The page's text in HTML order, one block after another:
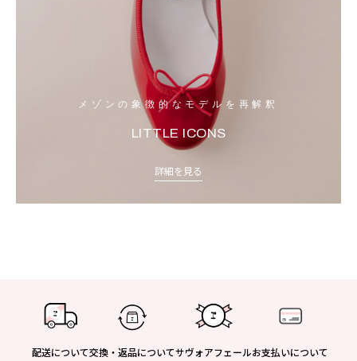
メゾンの象徴的なモデルを再解釈
LITTLE ICONS
詳細を見る
配送について交換・返品についてサヴォアフェールお支払いについて